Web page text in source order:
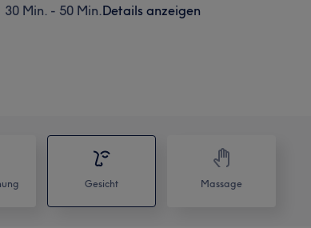
30 Min. - 50 Min.Details anzeigen
Gesicht Massage